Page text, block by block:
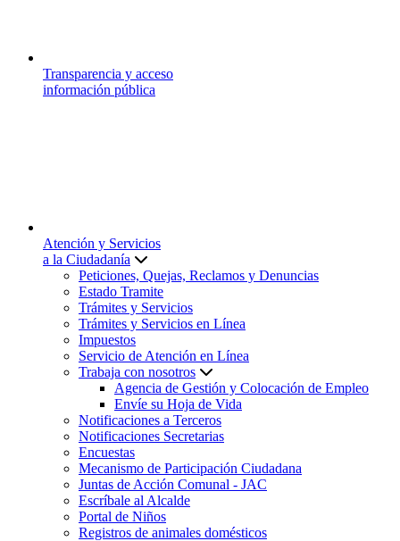
Transparencia y acceso
información pública
Atención y Servicios
a la Ciudadanía
Peticiones, Quejas, Reclamos y Denuncias
Estado Tramite
Trámites y Servicios
Trámites y Servicios en Línea
Impuestos
Servicio de Atención en Línea
Trabaja con nosotros
Agencia de Gestión y Colocación de Empleo
Envíe su Hoja de Vida
Notificaciones a Terceros
Notificaciones Secretarias
Encuestas
Mecanismo de Participación Ciudadana
Juntas de Acción Comunal - JAC
Escríbale al Alcalde
Portal de Niños
Registros de animales domésticos